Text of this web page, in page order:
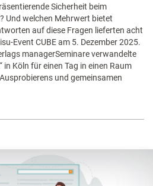
Sicherheit beim
Und welchen Mehrwert bietet
auf diese Fragen lieferten acht
Event CUBE am 5. Dezember 2025.
managerSeminare verwandelte
Köln für einen Tag in einen Raum
und gemeinsamen